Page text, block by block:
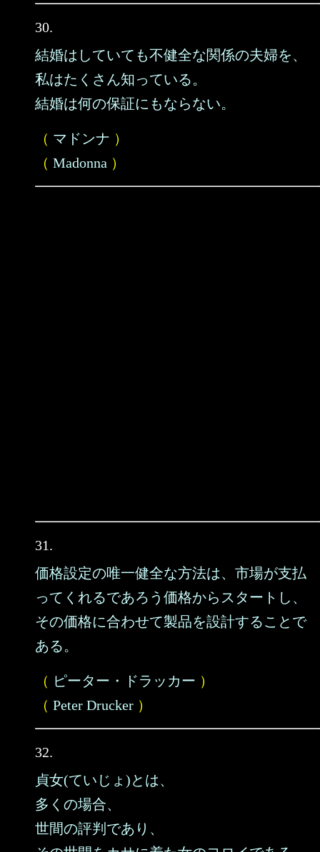
30.
結婚はしていても不健全な関係の夫婦を、
私はたくさん知っている。
結婚は何の保証にもならない。
（ マドンナ ）
（ Madonna ）
31.
価格設定の唯一健全な方法は、市場が支払
ってくれるであろう価格からスタートし、
その価格に合わせて製品を設計することで
ある。
（ ピーター・ドラッカー ）
（ Peter Drucker ）
32.
貞女(ていじょ)とは、
多くの場合、
世間の評判であり、